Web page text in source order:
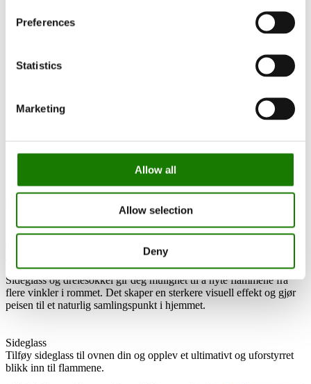
Preferences
Statistics
Marketing
Allow all
Allow selection
Deny
Bruk vårt forhandlerkart for å finne en RAIS-forhandler i nærheten
Maksimer innsynet til ilden
Sideglass og dreiesokkel gir deg mulighet til å nyte flammene fra
flere vinkler i rommet. Det skaper en sterkere visuell effekt og gjør
peisen til et naturlig samlingspunkt i hjemmet.
Sideglass
Tilføy sideglass til ovnen din og opplev et ultimativt og uforstyrret
blikk inn til flammene.